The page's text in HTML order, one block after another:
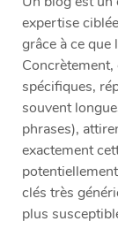
expertise
grâce à ce que
spécifiques,
souvent
phrases),
exactement
clés très
plus